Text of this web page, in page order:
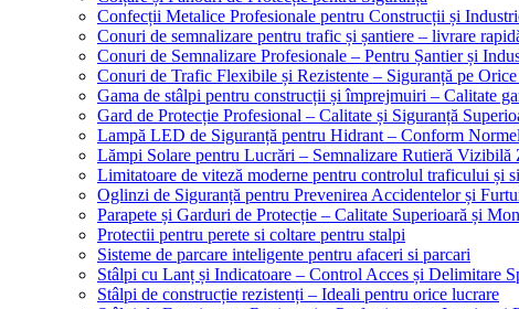
Confecții Metalice Profesionale pentru Construcții și
Conuri de semnalizare pentru trafic și șantiere – livrare
Conuri de Semnalizare Profesionale – Pentru Șantier și
Conuri de Trafic Flexibile și Rezistente – Siguranță pe
Gama de stâlpi pentru construcții și împrejmuiri – Calitate
Gard de Protecție Profesional – Calitate și Siguranță
Lampă LED de Siguranță pentru Hidrant – Conform
Lămpi Solare pentru Lucrări – Semnalizare Rutieră Vizibilă
Limitatoare de viteză moderne pentru controlul traficului și
Oglinzi de Siguranță pentru Prevenirea Accidentelor și
Parapete și Garduri de Protecție – Calitate Superioară și
Protectii pentru perete si coltare pentru stalpi
Sisteme de parcare inteligente pentru afaceri si parcari
Stâlpi cu Lanț și Indicatoare – Control Acces și Delimitare
Stâlpi de construcție rezistenți – Ideali pentru orice lucrare